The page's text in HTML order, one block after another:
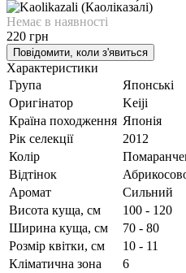
Немає в наявності
220 грн
Повідомити, коли з'явиться
Характеристики
Група
Японські
Оригінатор
Keiji
Країна походження Японія
Рік селекції
2012
Колір
Відтінок
Аромат
Сильний
Висота куща, см
100 - 120
Ширина куща, см
70 - 80
Розмір квітки, см
10 - 11
Кліматична зона
6